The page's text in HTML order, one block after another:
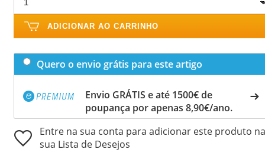
ADICIONAR AO CARRINHO
Quero o envio grátis para este artigo
Envio GRÁTIS e até 1500€ de
poupança por apenas 8,90€/ano.
Entre na sua conta para adicionar este produto na
sua Lista de Desejos